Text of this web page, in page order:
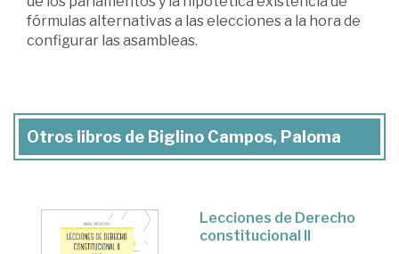
fórmulas alternativas a las elecciones a la hora de
configurar las asambleas.
Otros libros de Biglino Campos, Paloma
Lecciones de Derecho
constitucional II